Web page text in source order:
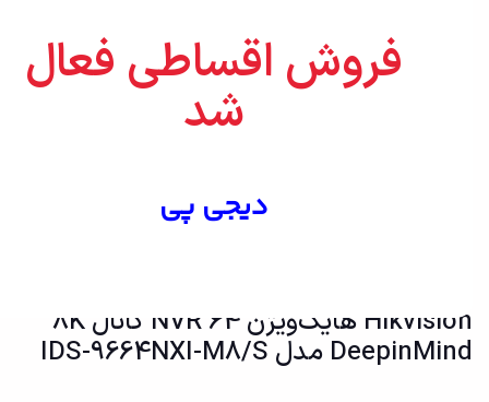
فروش اقساطی فعال
شد
دیجی پی
Hikvision هایک‌ویژن NVR 64 کانال 8K
DeepinMind مدل IDS-9664NXI-M8/S